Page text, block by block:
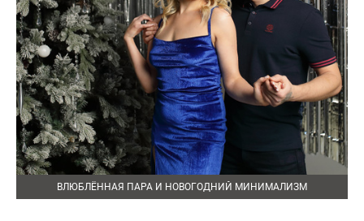
ВЛЮБЛЁННАЯ ПАРА И НОВОГОДНИЙ МИНИМАЛИЗМ